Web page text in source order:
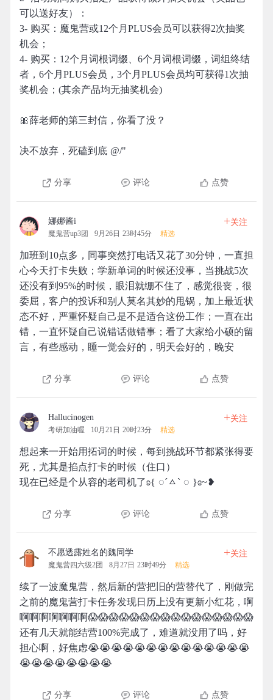
可以送好友）：
3- 购买：魔鬼营或12个月PLUS会员可以获得2次抽奖
机会；
4- 购买：12个月词根词缀、6个月词根词缀，词组终结
者，6个月PLUS会员，3个月PLUS会员均可获得1次抽
奖机会；(其余产品均无抽奖机会)
🎀薛老师的第三封信，你看了没？
决不放弃，死磕到底 @/"
分享 评论 点赞
娜娜酱i
魔鬼营up3团 9月26日 23时45分 精选
+关注
加班到10点多，同事突然打电话又花了30分钟，一直担
心今天打卡失败；学新单词的时候还没事，当挑战5次
还没有到95%的时候，眼泪就绷不住了，感觉很丧，很
委屈，客户的投诉和别人莫名其妙的甩锅，加上最近状
态不好，严重怀疑自己是不是适合这份工作；一直在出
错，一直怀疑自己说错话做错事；看了大家给小硕的留
言，有些感动，睡一觉会好的，明天会好的，晚安
分享 评论 点赞
Hallucinogen
考研加油喔 10月21日 20时23分 精选
+关注
想起来一开始用拓词的时候，每到挑战环节都紧张得要
死，尤其是掐点打卡的时候（住口）
现在已经是个从容的老司机了ʚ{ ︎︎◌ˊㅿˋ ︎︎◌ }ɞ~❥
分享 评论 点赞
不愿透露姓名的魏同学
魔鬼营四六级2团 8月27日 23时49分 精选
+关注
续了一波魔鬼营，然后新的营把旧的营替代了，刚做完
之前的魔鬼营打卡任务发现日历上没有更新小红花，啊
啊啊啊啊啊啊啊😱😱😱😱😱😱😱😱😱😱😱😱😱😱😱😱
还有几天就能结营100%完成了，难道就没用了吗，好
担心啊，好焦虑😭😭😭😭😭😭😭😭😭😭😭😭😭😭
😭😭😭😭😭😭😭😭
分享 评论 点赞